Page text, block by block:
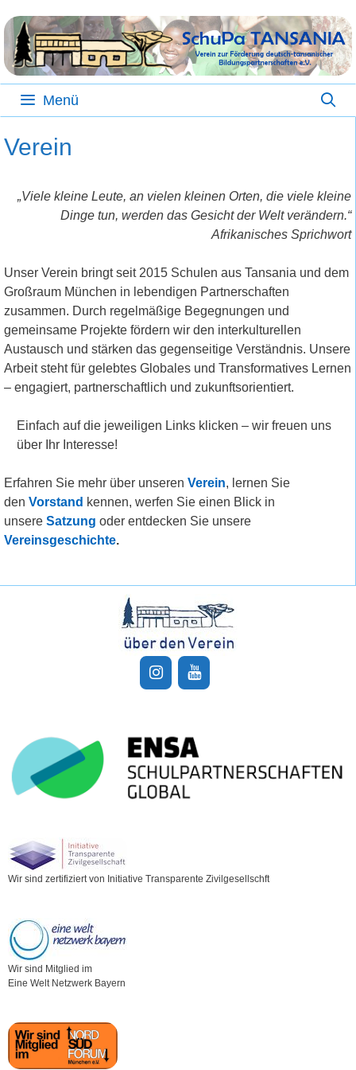
Inhalt
springen
Menü
Verein
„Viele kleine Leute, an vielen kleinen Orten, die viele kleine
Dinge tun, werden das Gesicht der Welt verändern.“
Afrikanisches Sprichwort
Unser Verein bringt seit 2015 Schulen aus Tansania und dem
Großraum München in lebendigen Partnerschaften
zusammen. Durch regelmäßige Begegnungen und
gemeinsame Projekte fördern wir den interkulturellen
Austausch und stärken das gegenseitige Verständnis. Unsere
Arbeit steht für gelebtes Globales und Transformatives Lernen
– engagiert, partnerschaftlich und zukunftsorientiert.
Einfach auf die jeweiligen Links klicken – wir freuen uns
über Ihr Interesse!
Erfahren Sie mehr über unseren Verein, lernen Sie
den Vorstand kennen, werfen Sie einen Blick in
unsere Satzung oder entdecken Sie unsere
Vereinsgeschichte.
Wir sind zertifiziert von Initiative Transparente Zivilgesellschft
Wir sind Mitglied im
Eine Welt Netzwerk Bayern